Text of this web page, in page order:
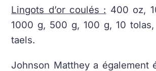
Lingots d’or coulés : 400 oz,
1000 g, 500 g, 100 g, 10
taels.
Johnson Matthey a également